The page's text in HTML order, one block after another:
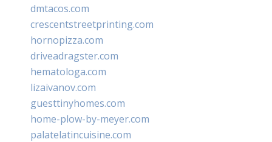
dmtacos.com
crescentstreetprinting.com
hornopizza.com
driveadragster.com
hematologa.com
lizaivanov.com
guesttinyhomes.com
home-plow-by-meyer.com
palatelatincuisine.com